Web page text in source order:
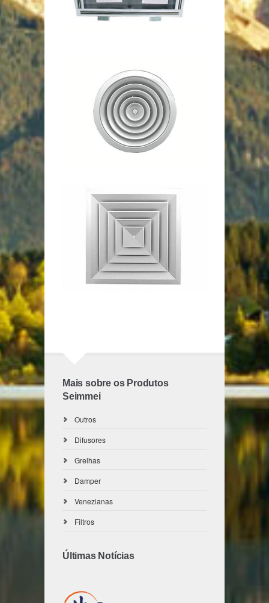
Difusor de Insuflamento HDR
Difusores
Difusor de Insuflamento HDI
Difusores
Mais sobre os Produtos
Seimmei
Outros
Difusores
Grelhas
Damper
Venezianas
Filtros
Últimas Notícias